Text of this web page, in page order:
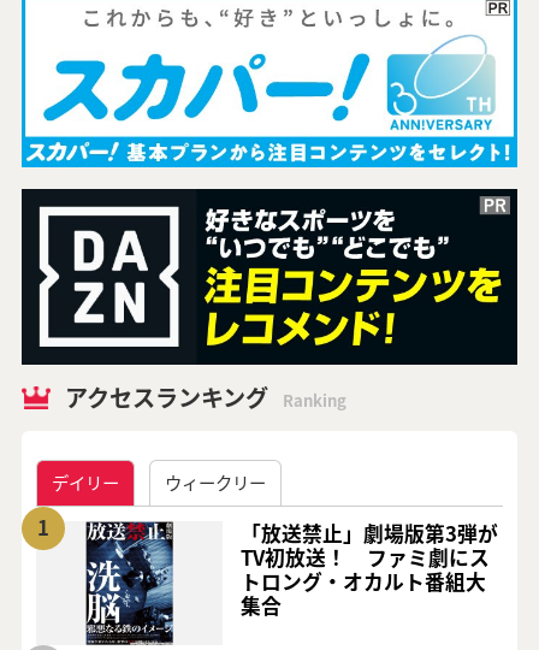
アクセスランキング Ranking
デイリー ウィークリー
1
「放送禁止」劇場版第3弾が
TV初放送！ ファミ劇にス
トロング・オカルト番組大
集合